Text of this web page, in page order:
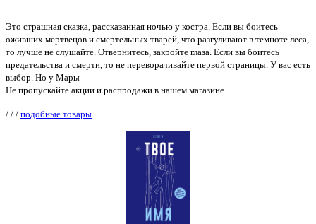
Это страшная сказка, рассказанная ночью у костра. Если вы боитесь
оживших мертвецов и смертельных тварей, что разгуливают в темноте леса,
то лучше не слушайте. Отвернитесь, закройте глаза. Если вы боитесь
предательства и смерти, то не переворачивайте первой страницы. У вас есть
выбор. Но у Мары –
Не пропускайте акции и распродажи в нашем магазине.
/ / / подобные товары